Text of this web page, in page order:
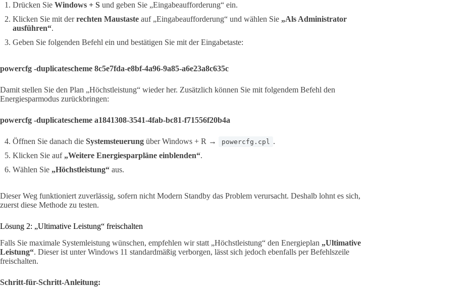
Drücken Sie Windows + S und geben Sie „Eingabeaufforderung“ ein.
Klicken Sie mit derrechten Maustaste auf „Eingabeaufforderung“ und wählen Sie „Als Administrator
ausführen“.
Geben Sie folgenden Befehl ein und bestätigen Sie mit der Eingabetaste:
powercfg -duplicatescheme 8c5e7fda-e8bf-4a96-9a85-a6e23a8c635c
Damit stellen Sie den Plan „Höchstleistung“ wieder her. Zusätzlich können Sie mit folgendem Befehl den
Energiesparmodus zurückbringen:
powercfg -duplicatescheme a1841308-3541-4fab-bc81-f71556f20b4a
Öffnen Sie danach die Systemsteuerung über Windows + R → powercfg.cpl .
Klicken Sie auf „Weitere Energiesparpläne einblenden“.
Wählen Sie „Höchstleistung“ aus.
Dieser Weg funktioniert zuverlässig, sofern nicht Modern Standby das Problem verursacht. Deshalb lohnt es sich,
zuerst diese Methode zu testen.
Lösung 2: „Ultimative Leistung“ freischalten
Falls Sie maximale Systemleistung wünschen, empfehlen wir statt „Höchstleistung“ den Energieplan „Ultimative
Leistung“. Dieser ist unter Windows 11 standardmäßig verborgen, lässt sich jedoch ebenfalls per Befehlszeile
freischalten.
Schritt-für-Schritt-Anleitung: